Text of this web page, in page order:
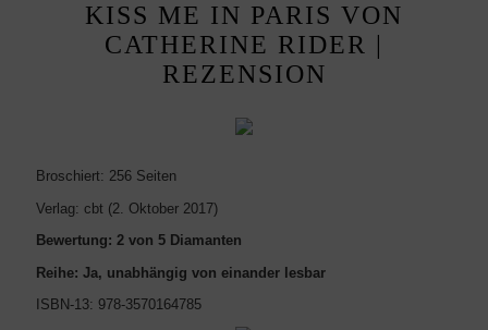
KISS ME IN PARIS VON
CATHERINE RIDER |
REZENSION
Broschiert: 256 Seiten
Verlag: cbt (2. Oktober 2017)
Bewertung: 2 von 5 Diamanten
Reihe: Ja, unabhängig von einander lesbar
ISBN-13: 978-3570164785